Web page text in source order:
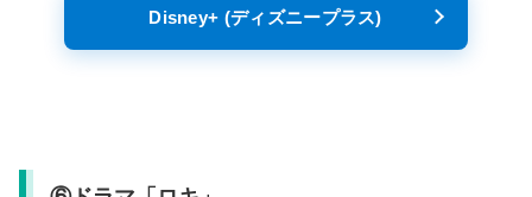
Disney+ (ディズニープラス)